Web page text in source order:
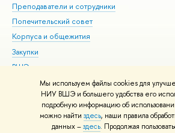
Мы используем файлы cookies для
НИУ ВШЭ и большего удобства его
подробную информацию об
можно найти здесь, наши правила
данных –здесь. Продолжая
Преподаватели и сотрудники
Попечительский совет
Корпуса и общежития
Закупки
ВШЭ для студентов с ограниченными
здоровья и инвалидностью
Версия для слабовидящих
Единая платежная страница